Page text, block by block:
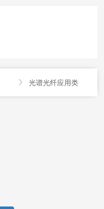
 光谱光纤应用类